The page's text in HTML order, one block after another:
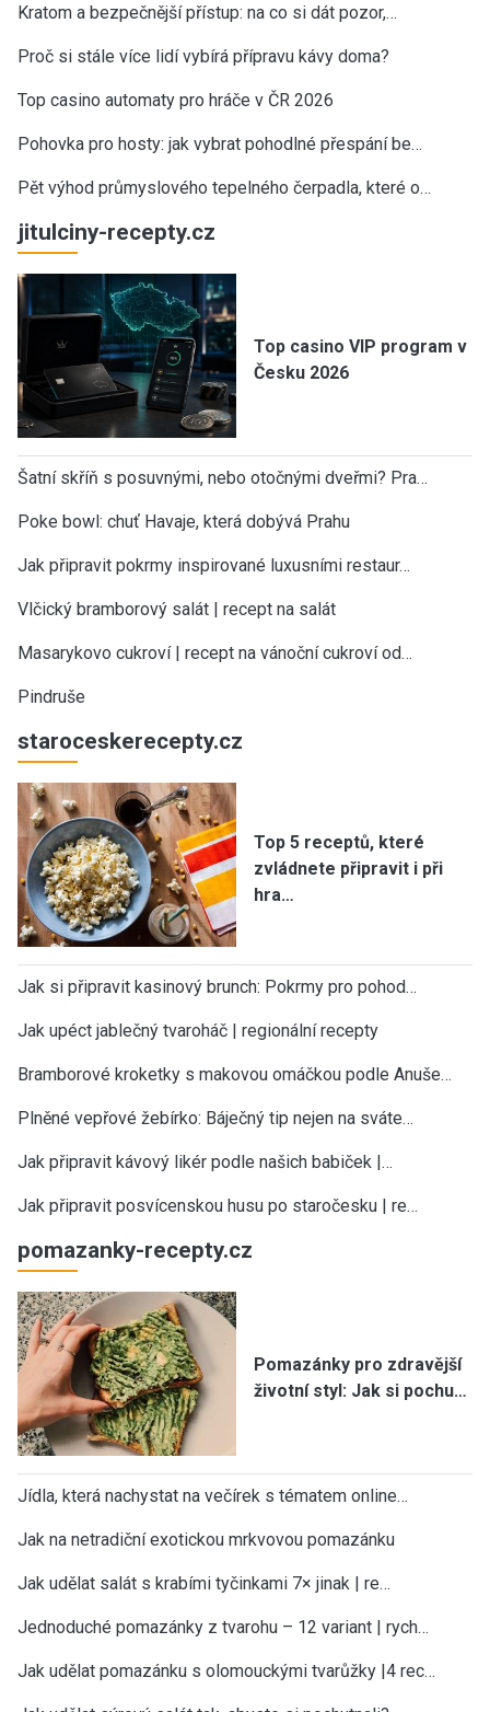
Kratom a bezpečnější přístup: na co si dát pozor,…
Proč si stále více lidí vybírá přípravu kávy doma?
Top casino automaty pro hráče v ČR 2026
Pohovka pro hosty: jak vybrat pohodlné přespání be…
Pět výhod průmyslového tepelného čerpadla, které o…
jitulciny-recepty.cz
Top casino VIP program v
Česku 2026
Šatní skříň s posuvnými, nebo otočnými dveřmi? Pra…
Poke bowl: chuť Havaje, která dobývá Prahu
Jak připravit pokrmy inspirované luxusními restaur…
Vlčický bramborový salát | recept na salát
Masarykovo cukroví | recept na vánoční cukroví od…
Pindruše
staroceskerecepty.cz
Top 5 receptů, které
zvládnete připravit i při
hra…
Jak si připravit kasinový brunch: Pokrmy pro pohod…
Jak upéct jablečný tvaroháč | regionální recepty
Bramborové kroketky s makovou omáčkou podle Anuše…
Plněné vepřové žebírko: Báječný tip nejen na sváte…
Jak připravit kávový likér podle našich babiček |…
Jak připravit posvícenskou husu po staročesku | re…
pomazanky-recepty.cz
Pomazánky pro zdravější
životní styl: Jak si pochu…
Jídla, která nachystat na večírek s tématem online…
Jak na netradiční exotickou mrkvovou pomazánku
Jak udělat salát s krabími tyčinkami 7× jinak | re…
Jednoduché pomazánky z tvarohu – 12 variant | rych…
Jak udělat pomazánku s olomouckými tvarůžky |4 rec…